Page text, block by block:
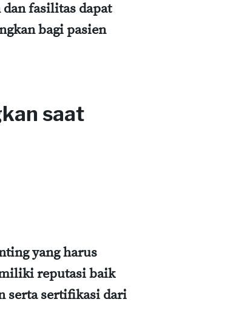
fasilitas dapat
bagi pasien
saat
yang harus
reputasi baik
serta sertifikasi dari